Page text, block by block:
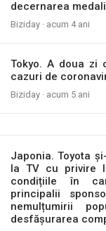
decernarea
Biziday · acum 4 ani
Tokyo. A doua zi
cazuri de
Biziday · acum 5 ani
Japonia. Toyota
la TV cu privire
condițiile în
principalii
nemulțumirii
desfășurarea